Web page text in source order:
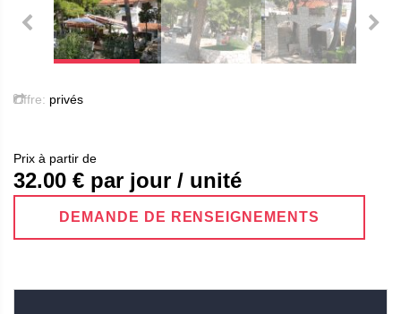
Offre: privés
Prix ​​à partir de
32.00 € par jour / unité
DEMANDE DE RENSEIGNEMENTS